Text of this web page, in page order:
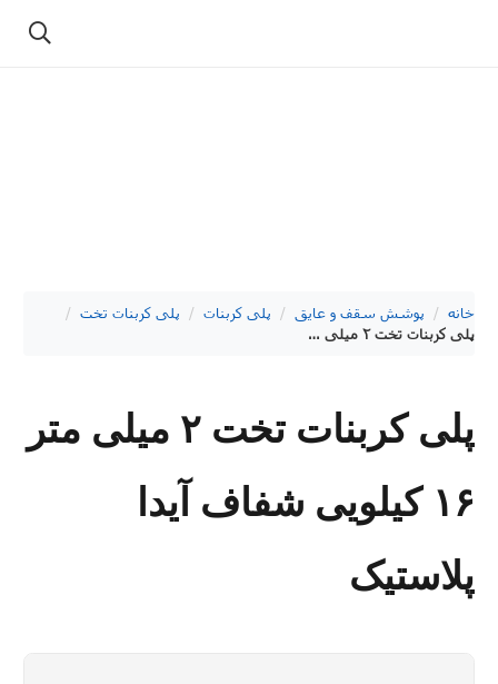
خانه / پوشش سقف و عایق / پلی کربنات / پلی کربنات تخت /
پلی کربنات تخت ۲ میلی متر ۱۶ کیلویی شفاف آیدا پلاستیک
پلی کربنات تخت ۲ میلی متر
۱۶ کیلویی شفاف آیدا
پلاستیک